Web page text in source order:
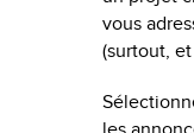
vous
(surtout,